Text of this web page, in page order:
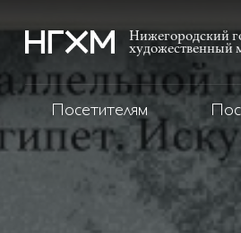
Нижегородский
художественный
Посетителям